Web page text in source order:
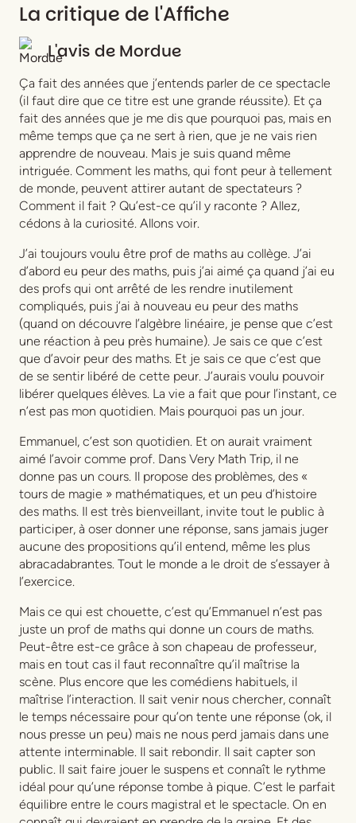
La critique de l'Affiche
L'avis de Mordue
Ça fait des années que j’entends parler de ce spectacle
(il faut dire que ce titre est une grande réussite). Et ça
fait des années que je me dis que pourquoi pas, mais en
même temps que ça ne sert à rien, que je ne vais rien
apprendre de nouveau. Mais je suis quand même
intriguée. Comment les maths, qui font peur à tellement
de monde, peuvent attirer autant de spectateurs ?
Comment il fait ? Qu’est-ce qu’il y raconte ? Allez,
cédons à la curiosité. Allons voir.
J’ai toujours voulu être prof de maths au collège. J’ai
d’abord eu peur des maths, puis j’ai aimé ça quand j’ai eu
des profs qui ont arrêté de les rendre inutilement
compliqués, puis j’ai à nouveau eu peur des maths
(quand on découvre l’algèbre linéaire, je pense que c’est
une réaction à peu près humaine). Je sais ce que c’est
que d’avoir peur des maths. Et je sais ce que c’est que
de se sentir libéré de cette peur. J’aurais voulu pouvoir
libérer quelques élèves. La vie a fait que pour l’instant, ce
n’est pas mon quotidien. Mais pourquoi pas un jour.
Emmanuel, c’est son quotidien. Et on aurait vraiment
aimé l’avoir comme prof. Dans Very Math Trip, il ne
donne pas un cours. Il propose des problèmes, des «
tours de magie » mathématiques, et un peu d’histoire
des maths. Il est très bienveillant, invite tout le public à
participer, à oser donner une réponse, sans jamais juger
aucune des propositions qu’il entend, même les plus
abracadabrantes. Tout le monde a le droit de s’essayer à
l’exercice.
Mais ce qui est chouette, c’est qu’Emmanuel n’est pas
juste un prof de maths qui donne un cours de maths.
Peut-être est-ce grâce à son chapeau de professeur,
mais en tout cas il faut reconnaître qu’il maîtrise la
scène. Plus encore que les comédiens habituels, il
maîtrise l’interaction. Il sait venir nous chercher, connaît
le temps nécessaire pour qu’on tente une réponse (ok, il
nous presse un peu) mais ne nous perd jamais dans une
attente interminable. Il sait rebondir. Il sait capter son
public. Il sait faire jouer le suspens et connaît le rythme
idéal pour qu’une réponse tombe à pique. C’est le parfait
équilibre entre le cours magistral et le spectacle. On en